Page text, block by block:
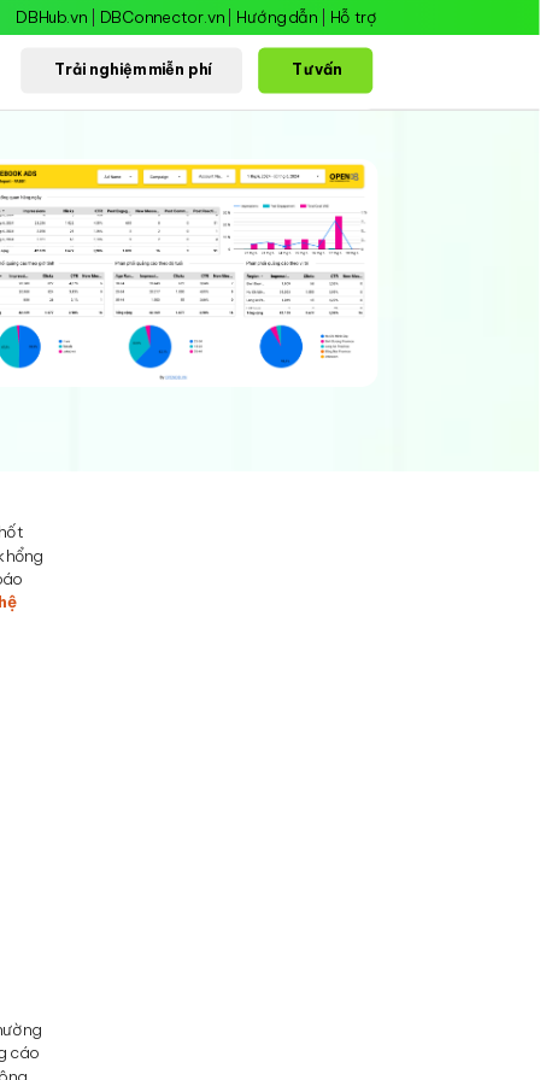
DBHub.vn DBConnector.vn| Hướng dẫn Hỗ trợ
Trải nghiệm miễn phí Tư vấn
hệ
cáo